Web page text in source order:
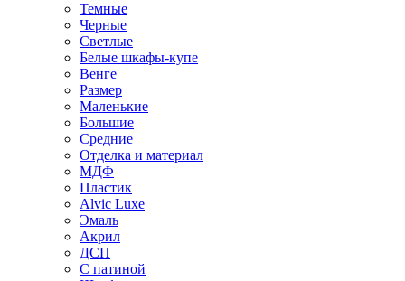
Темные
Черные
Светлые
Белые шкафы-купе
Венге
Размер
Маленькие
Большие
Средние
Отделка и материал
МДФ
Пластик
Alvic Luxe
Эмаль
Акрил
ДСП
С патиной